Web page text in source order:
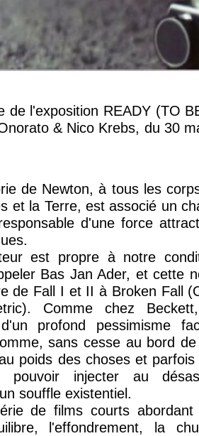
de l'exposition READY (TO
& Nico Krebs, du 30
de Newton, à tous les
et la Terre, est associé un
d'une force
est propre à notre
Bas Jan Ader, et cette
de Fall I et II à Broken Fall
Comme chez
d'un profond pessimisme
sans cesse au bord
poids des choses et
pouvoir injecter au
souffle existentiel.
de films courts
l'effondrement, la